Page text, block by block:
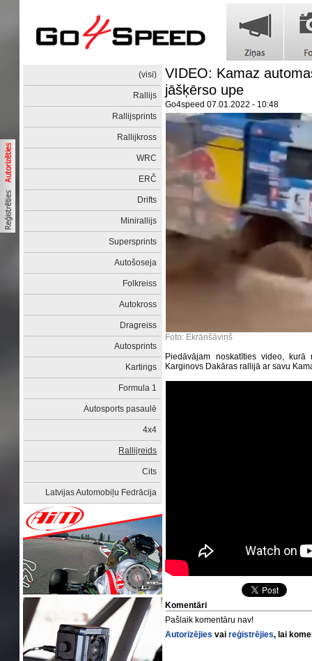
(visi)
Rallijs
Rallijsprints
Rallijkross
WRC
ERČ
Drifts
Minirallijs
Supersprints
Autošoseja
Folkreiss
Autokross
Dragreiss
Autosprints
Kartings
Formula 1
Autosports pasaulē
4x4
Rallijreids
Cits
Latvijas Automobiļu Fedrācija
VIDEO: Kamaz
jāšķērso upe
Go4speed 07.01.2022 - 10:48
Foto: Ekrānšāviņš
Piedāvājam noskatīties video,
Karginovs Dakāras rallijā ar savu
Komentāri
Pašlaik komentāru nav!
Autorizējies vaireģistrējies, lai